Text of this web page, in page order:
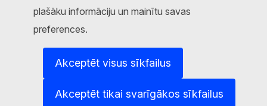
plašāku informāciju un mainītu savas
preferences.
Akceptēt visus sīkfailus
Akceptēt tikai svarīgākos sīkfailus